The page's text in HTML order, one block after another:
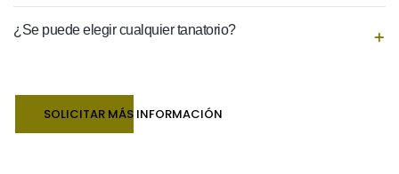
¿Se puede elegir cualquier tanatorio?
SOLICITAR MÁS INFORMACIÓN